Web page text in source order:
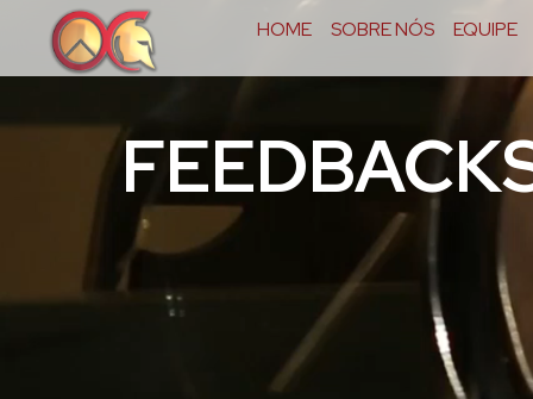
HOME SOBRE NÓS EQUIPE